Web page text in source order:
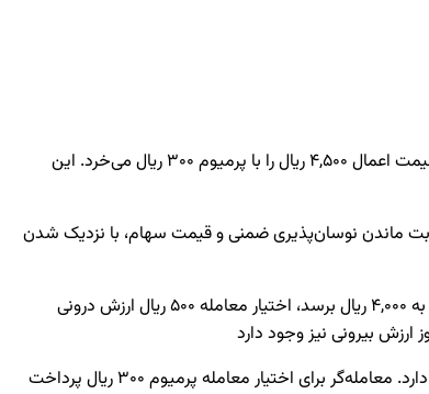
فرض کنید معامله‌گری یک اختیار فروش برای سهام شرکت فولاد مبارکه می‌خرد. سهام در قیمت 5,000 ریال معامله می‌شود و معامله‌گر یک اختیار فروش با قیمت اعمال 4,500 ریال را با پرمیوم 300 ریال می‌خرد. این
زیرا قیمت سهام (5,000 ریال) بالاتر از قیمت اعمال اختیار فروش (4,500 ریال) است. با فرض ثابت ماندن نوسان‌پذیری ضمنی و قیمت سهام، با نزدیک شدن
اگر قیمت سهام به زیر قیمت اعمال اختیار فروش یعنی 4,500 ریال سقوط کند، آنگاه اختیار معامله دارای ارزش درونی خواهد شد. برای مثال، اگر قیمت سهام به 4,000 ریال برسد، اختیار معامله 500 ریال ارزش درونی
ارزش درونی به معنای سود نیست. اگر قیمت سهام به 4,000 ریال برسد و اختیار معامله منقضی شود، اختیار معامله به دلیل ارزش درونی‌اش 500 ریال ارزش دارد. معامله‌گر برای اختیار معامله پرمیوم 300 ریال پرداخت